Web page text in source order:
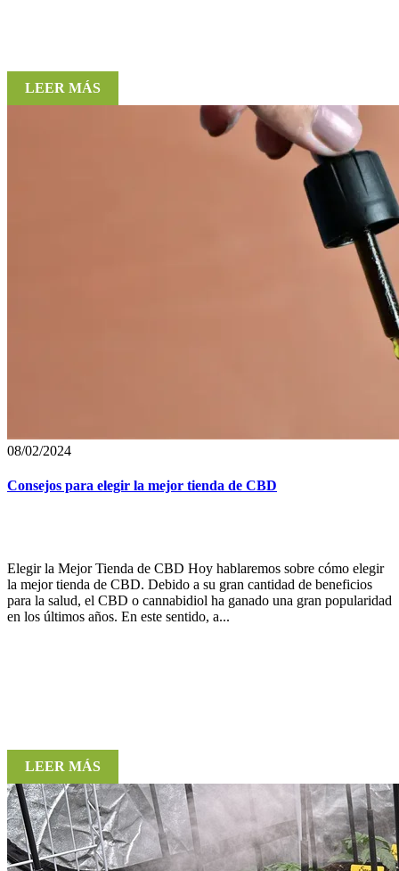
LEER MÁS
08/02/2024
Consejos para elegir la mejor tienda de CBD
Elegir la Mejor Tienda de CBD Hoy hablaremos sobre cómo elegir
la mejor tienda de CBD. Debido a su gran cantidad de beneficios
para la salud, el CBD o cannabidiol ha ganado una gran popularidad
en los últimos años. En este sentido, a...
LEER MÁS